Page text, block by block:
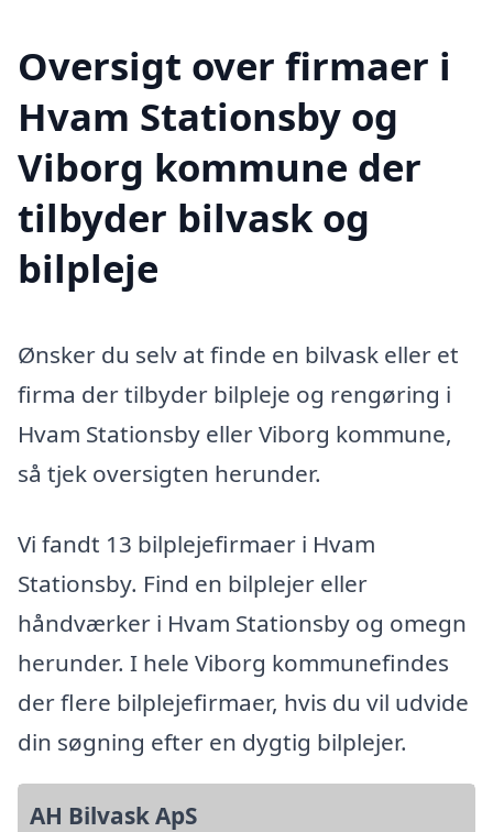
Oversigt over firmaer i
Hvam Stationsby og
Viborg kommune der
tilbyder bilvask og
bilpleje
Ønsker du selv at finde en bilvask eller et
firma der tilbyder bilpleje og rengøring i
Hvam Stationsby eller Viborg kommune,
så tjek oversigten herunder.
Vi fandt 13 bilplejefirmaer i Hvam
Stationsby. Find en bilplejer eller
håndværker i Hvam Stationsby og omegn
herunder. I hele Viborg kommunefindes
der flere bilplejefirmaer, hvis du vil udvide
din søgning efter en dygtig bilplejer.
AH Bilvask ApS